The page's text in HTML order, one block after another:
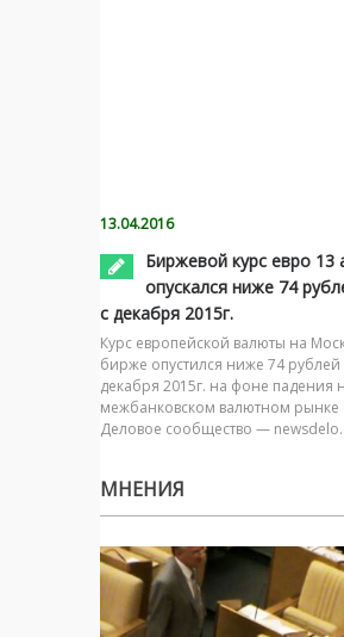
13.04.2016
Биржевой курс евро 13
опускался ниже 74
с декабря 2015г.
Курс европейской валюты на
бирже опустился ниже 74 рублей
декабря 2015г. на фоне падения
межбанковском валютном рынке
Деловое сообщество —
МНЕНИЯ